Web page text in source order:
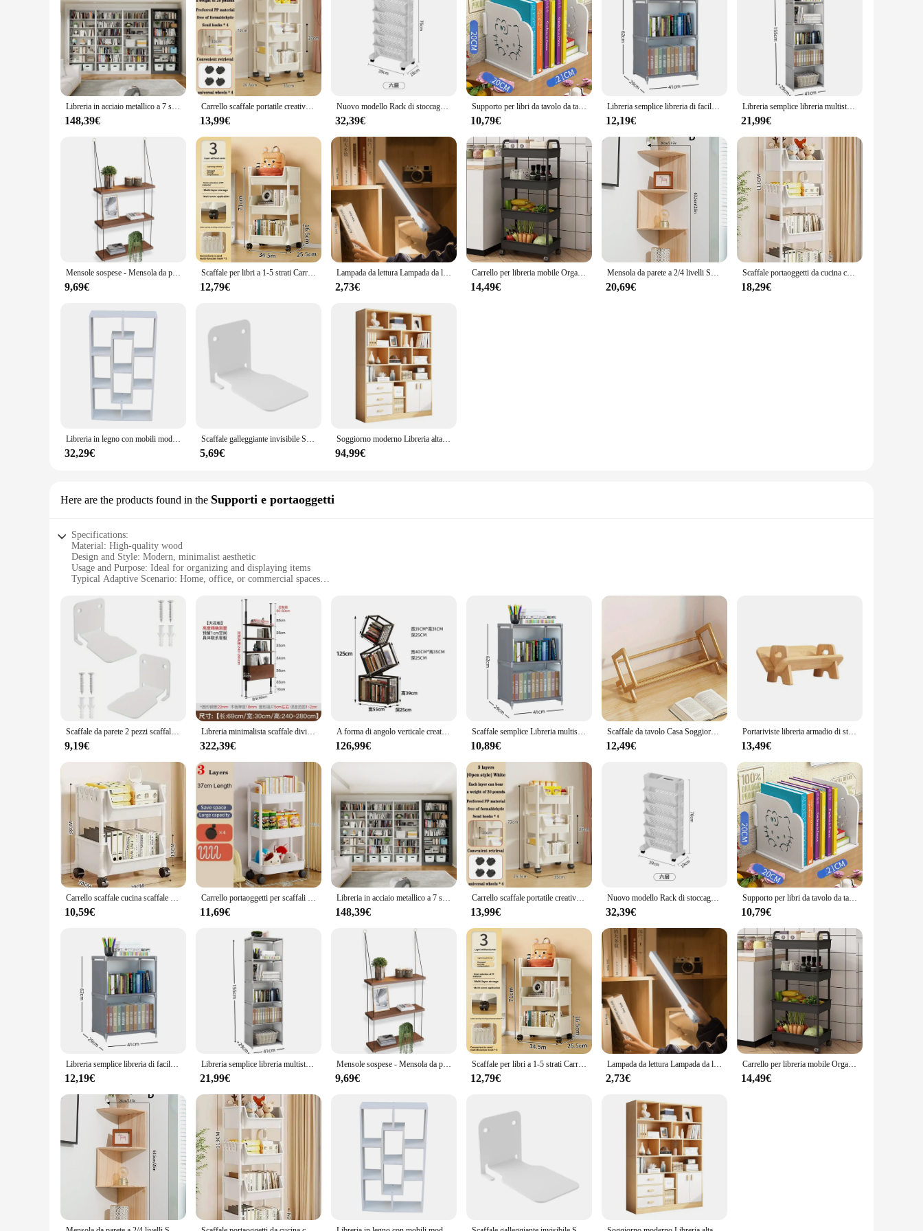
or someone looking to organize their reading materials, this horizontal bookshelf is the perfect choice for those who value both style and functionality.
Libreria in acciaio metallico a 7 strati per casa e ufficio, libreria di alta qualità per biblioteca scolastica, libreria industriale con struttura in metallo
148,39€
Carrello scaffale portatile creativo cucina scaffale di stoccaggio soggiorno Mobile vetrina angolo Mobile libreria con ruote
13,99€
Nuovo modello Rack di stoccaggio scaffale da tavolo ruote laterali Rack pavimento rimovibile Multi Story dormitorio tavolo Storage laterale cestino
32,39€
Supporto per libri da tavolo da tavolo multistrato facile da montare, carino per bambini e studenti
10,79€
Libreria semplice libreria di facile montaggio può essere spostato porta detriti per bambini mobili per la casa scaffale per libri portaoggetti
12,19€
Libreria semplice libreria multistrato facile da montare supporto per libri di facile montaggio espositore per libri scaffale per libri organizzatore per libri scaffale per detriti
21,99€
Mensole sospese - Mensola da parete a 3 livelli - Simpatico arredamento Boho per camera da letto, bagno, soggiorno - Piccole librerie galleggianti in legno
9,69€
Scaffale per libri a 1-5 strati Carrello per rack di stoccaggio a fessura stretta in plastica multistrato di grande capacità Carrello piccolo con ruote per sala studio
12,79€
Lampada da lettura Lampada da lettura a luce notturna con sensore di movimento Lampada a LED wireless per sala studio, sala lettura o biblioteca
2,73€
Carrello per libreria mobile Organizzatori da cucina per la casa e portaoggetti Carrello per il bagno di casa con ruote Scaffali per snack da soggiorno
14,49€
Mensola da parete a 2/4 livelli Scaffale angolare in PVC Mensola angolare Scaffali galleggianti Organizzatori da cucina Conservazione Soggiorno Decorazioni per la casa
20,69€
Scaffale portaoggetti da cucina carrello scaffale da cucina angolo da cucina armadio portaoggetti a fessura stretta bagno soggiorno Home Organizer
18,29€
Libreria in legno con mobili moderni per biblioteca universitaria
32,29€
Scaffale galleggiante invisibile Scaffale per libri da parete per interni Scaffale per libri galleggiante in metallo Scaffali per libri Accessori per la decorazione della casa
5,69€
Soggiorno moderno Libreria alta Scaffale per libri Libreria in legno con ante Mobili di design per libreria
94,99€
Here are the products found in the Supporti e portaoggetti
Specifications:
Material: High-quality wood
Design and Style: Modern, minimalist aesthetic
Usage and Purpose: Ideal for organizing and displaying items
Typical Adaptive Scenario: Home, office, or commercial spaces
Performance and Property: Durable and sturdy construction
**Effortless Organization and Display**
The libreria orizzontale a parete is not just a storage solution; it's a statement piece that adds a touch of elegance to any room. Crafted from premium wood, this horizontal wall-mounted shelf is
designed to hold a variety of items, from books and decorative objects to office supplies and kitchen essentials. Its modern, minimalist design ensures that it complements any decor, making it a
versatile addition to your space.
**Tailored to Your Needs**
Understanding that every space is unique, this shelf set is customizable to fit any wall size, ensuring a perfect fit for your home, office, or commercial setting. The shelves are not only functional but
also durable, capable of withstanding the weight of your belongings without compromising on style. Whether you're looking to declutter your living room or organize your workspace, this set is a
practical choice that blends seamlessly with your environment.
**Versatile and Adaptable**
appealing manner, while the multiple shelves provide ample space for your collection. Whether you're a book enthusiast, a collector of knick-knacks, or someone who values a clutter-free environment,
this shelf set is designed to meet your needs. With its wholesale availability and easy installation, it's a smart choice for vendors, suppliers, and individuals looking to enhance their space with a
functional yet stylish addition.
Scaffale da parete 2 pezzi scaffale da appendere invisibile scaffale da esposizione scaffale per libri album fotografico scaffale orizzontale
9,19€
Libreria minimalista scaffale divisorio per ufficio pavimento del soggiorno scaffale in ferro battuto libreria a parete completa
322,39€
A forma di angolo verticale creativo ferro arte libreria pavimento semplice scaffale decorativo scaffale libreria soggiorno rack di stoccaggio
126,99€
Scaffale semplice Libreria multistrato di facile montaggio Supporto per libri di facile montaggio Espositore per libri Organizzatore di libri Scaffale per detriti
10,89€
Scaffale da tavolo Casa Soggiorno Piccola decorazione Scaffale decorativo in bambù Scrivania Scaffale multiuso per libreria
12,49€
Portariviste libreria armadio di stoccaggio libreria libri lavatrice scaffale in ferro librerie per bambini mobili estetici per la stanza
13,49€
Carrello scaffale cucina scaffale portaoggetti cucina angolo fessura stretta armadio portaoggetti bagno soggiorno casa organizzatore regali
10,59€
Carrello portaoggetti per scaffali carrello portaoggetti da cucina Mobile con ruote scaffali da bagno multistrato scaffale portaoggetti per snack domestici
11,69€
Libreria in acciaio metallico a 7 strati per casa e ufficio, libreria di alta qualità per biblioteca scolastica, libreria industriale con struttura in metallo
148,39€
Carrello scaffale portatile creativo cucina scaffale di stoccaggio soggiorno Mobile vetrina angolo Mobile libreria con ruote
13,99€
Nuovo modello Rack di stoccaggio scaffale da tavolo ruote laterali Rack pavimento rimovibile Multi Story dormitorio tavolo Storage laterale cestino
32,39€
Supporto per libri da tavolo da tavolo multistrato facile da montare, carino per bambini e studenti
10,79€
Libreria semplice libreria di facile montaggio può essere spostato porta detriti per bambini mobili per la casa scaffale per libri portaoggetti
12,19€
Libreria semplice libreria multistrato facile da montare supporto per libri di facile montaggio espositore per libri scaffale per libri organizzatore per libri scaffale per detriti
21,99€
Mensole sospese - Mensola da parete a 3 livelli - Simpatico arredamento Boho per camera da letto, bagno, soggiorno - Piccole librerie galleggianti in legno
9,69€
Scaffale per libri a 1-5 strati Carrello per rack di stoccaggio a fessura stretta in plastica multistrato di grande capacità Carrello piccolo con ruote per sala studio
12,79€
Lampada da lettura Lampada da lettura a luce notturna con sensore di movimento Lampada a LED wireless per sala studio, sala lettura o biblioteca
2,73€
Carrello per libreria mobile Organizzatori da cucina per la casa e portaoggetti Carrello per il bagno di casa con ruote Scaffali per snack da soggiorno
14,49€